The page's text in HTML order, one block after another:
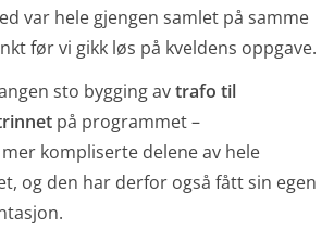
var hele gjengen samlet på samme
før vi gikk løs på kveldens oppgave.
sto bygging avtrafo til
på programmet –
mer kompliserte delene av hele
og den har derfor også fått sin egen